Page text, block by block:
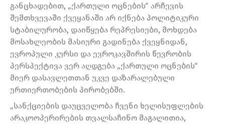
განცხადებით, „ქართული ოცნების“ არჩევის
შემთხვევაში ქვეყანაში არ იქნება პოლიტიკური
სტაბილურობა, დაიწყება რეპრესიები, მოხდება
მოსახლეობის მასიური გადინება ქვეყნიდან,
ევროპული კურსი და ევროკავშირის წევრობის
პერსპექტივა ვერ აღდგება „ქართული ოცნების“
მიერ დასავლეთთან უკვე დაზარალებული
ურთიერთობების პირობებში.
„სანქციების დაუცველობა ჩვენი ხელისუფლების
არაკოოპერირების თვალსაჩინო მაგალითია,